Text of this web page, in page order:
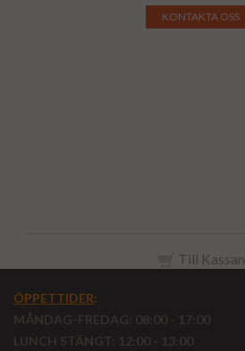
KONTAKTA OSS
Till Kassan
ÖPPETTIDER:
MÅNDAG-FREDAG: 08:00 - 17:00
LUNCH STÄNGT: 12:00 - 13:00